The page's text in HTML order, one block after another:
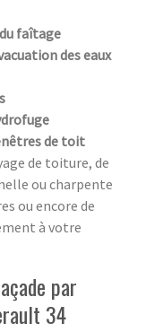
faîtage
des eaux
de toit
de toiture, de
ou charpente
ou encore de
à votre
par
34